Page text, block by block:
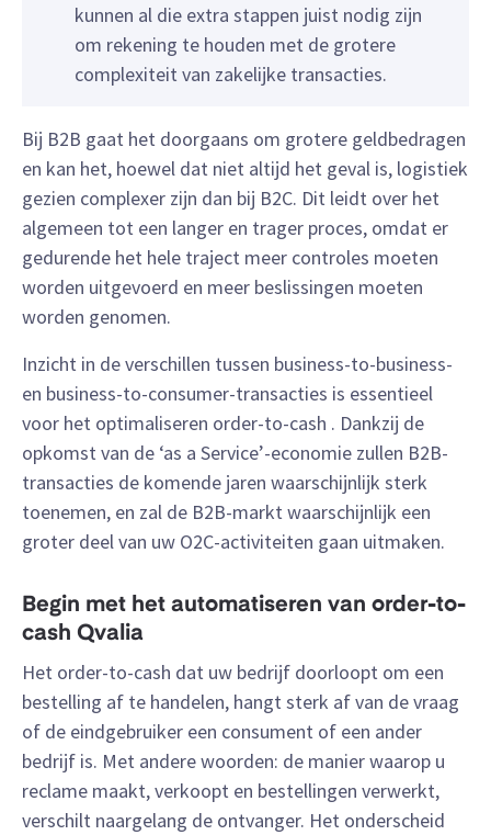
kunnen al die extra stappen juist nodig zijn
om rekening te houden met de grotere
complexiteit van zakelijke transacties.
Bij B2B gaat het doorgaans om grotere geldbedragen
en kan het, hoewel dat niet altijd het geval is, logistiek
gezien complexer zijn dan bij B2C. Dit leidt over het
algemeen tot een langer en trager proces, omdat er
gedurende het hele traject meer controles moeten
worden uitgevoerd en meer beslissingen moeten
worden genomen.
Inzicht in de verschillen tussen business-to-business-
en business-to-consumer-transacties is essentieel
voor het optimaliseren order-to-cash . Dankzij de
opkomst van de ‘as a Service’-economie zullen B2B-
transacties de komende jaren waarschijnlijk sterk
toenemen, en zal de B2B-markt waarschijnlijk een
groter deel van uw O2C-activiteiten gaan uitmaken.
Begin met het automatiseren van order-to-
cash Qvalia
Het order-to-cash dat uw bedrijf doorloopt om een
bestelling af te handelen, hangt sterk af van de vraag
of de eindgebruiker een consument of een ander
bedrijf is. Met andere woorden: de manier waarop u
reclame maakt, verkoopt en bestellingen verwerkt,
verschilt naargelang de ontvanger. Het onderscheid